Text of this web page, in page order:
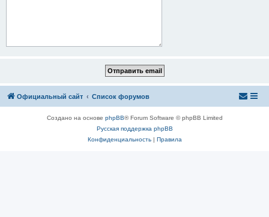
Официальный сайт Список форумов
Создано на основе phpBB® Forum Software © phpBB Limited
Русская поддержка phpBB
Конфиденциальность| Правила